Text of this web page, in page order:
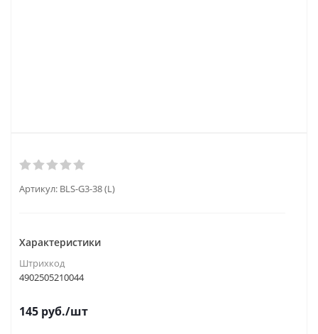
Артикул: BLS-G3-38 (L)
Характеристики
Штрихкод
4902505210044
145 руб./шт